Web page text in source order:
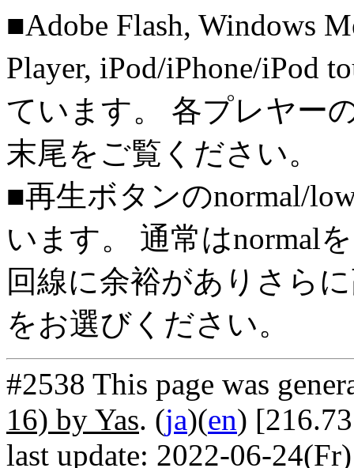
■Adobe Flash, Windows
Player, iPod/iPhone/iPod
ています。 各プレヤー
末尾をご覧ください。
■再生ボタンのnormal/
います。 通常はnormal
回線に余裕がありさら
をお選びください。
#2538 This page was
16) by Yas. (ja)(en)
last update: 2022-06-